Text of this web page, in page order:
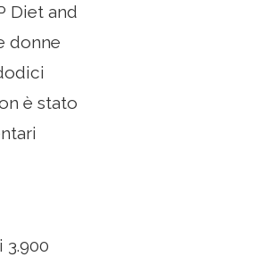
Diet and
donne
è stato